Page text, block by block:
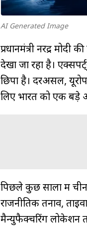
AI Generated Image
प्रधानमंत्री नरेंद्र
देखा जा रहा है।
छिपा है। दरअसल,
लिए भारत को एक बड़े
पिछले कुछ सालों में
राजनीतिक तनाव,
मैन्युफैक्चरिंग लोकेशन